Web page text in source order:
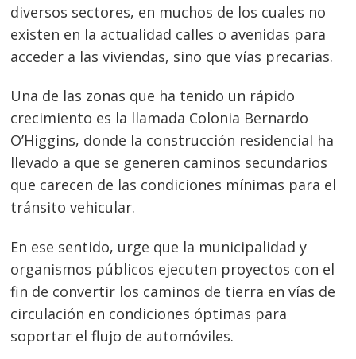
diversos sectores, en muchos de los cuales no
existen en la actualidad calles o avenidas para
acceder a las viviendas, sino que vías precarias.
Una de las zonas que ha tenido un rápido
crecimiento es la llamada Colonia Bernardo
O’Higgins, donde la construcción residencial ha
llevado a que se generen caminos secundarios
que carecen de las condiciones mínimas para el
tránsito vehicular.
En ese sentido, urge que la municipalidad y
organismos públicos ejecuten proyectos con el
fin de convertir los caminos de tierra en vías de
circulación en condiciones óptimas para
soportar el flujo de automóviles.